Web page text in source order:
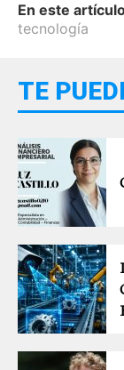
En este
tecnología
TE